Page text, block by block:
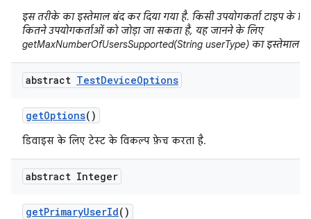
इस तरीके का इस्तेमाल बंद कर दिया गया है. किसी उपयोगकर्ता टाइप के
कितने उपयोगकर्ताओं को जोड़ा जा सकता है, यह जानने के लिए
getMaxNumberOfUsersSupported(String userType) का इस्तेमाल
abstract TestDeviceOptions
getOptions()
डिवाइस के लिए टेस्ट के विकल्प फ़ेच करता है.
abstract Integer
getPrimaryUserId()